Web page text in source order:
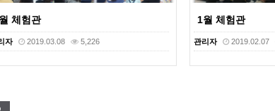
체험관
자 2019.03.08 5,226
1월 체험관
관리자 2019.02.07